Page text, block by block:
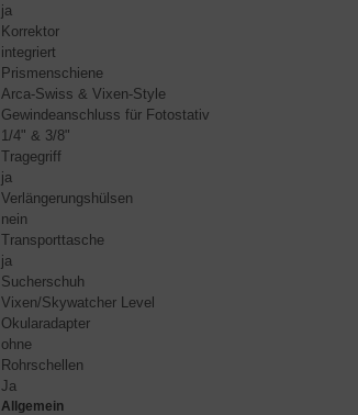
ja
Korrektor
integriert
Prismenschiene
Arca-Swiss & Vixen-Style
Gewindeanschluss für Fotostativ
1/4" & 3/8"
Tragegriff
ja
Verlängerungshülsen
nein
Transporttasche
ja
Sucherschuh
Vixen/Skywatcher Level
Okularadapter
ohne
Rohrschellen
Ja
Allgemein